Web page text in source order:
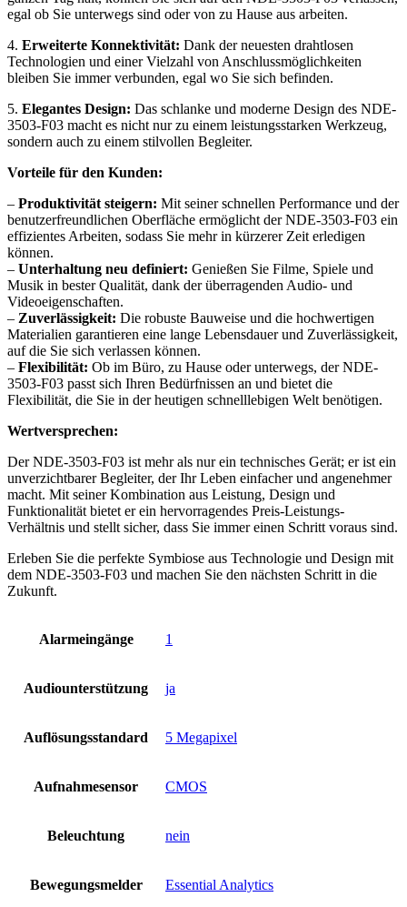
egal ob Sie unterwegs sind oder von zu Hause aus arbeiten.
4. Erweiterte Konnektivität: Dank der neuesten drahtlosen
Technologien und einer Vielzahl von Anschlussmöglichkeiten
bleiben Sie immer verbunden, egal wo Sie sich befinden.
5. Elegantes Design: Das schlanke und moderne Design des NDE-
3503-F03 macht es nicht nur zu einem leistungsstarken Werkzeug,
sondern auch zu einem stilvollen Begleiter.
Vorteile für den Kunden:
– Produktivität steigern: Mit seiner schnellen Performance und der
benutzerfreundlichen Oberfläche ermöglicht der NDE-3503-F03 ein
effizientes Arbeiten, sodass Sie mehr in kürzerer Zeit erledigen
können.
– Unterhaltung neu definiert: Genießen Sie Filme, Spiele und
Musik in bester Qualität, dank der überragenden Audio- und
Videoeigenschaften.
– Zuverlässigkeit: Die robuste Bauweise und die hochwertigen
Materialien garantieren eine lange Lebensdauer und Zuverlässigkeit,
auf die Sie sich verlassen können.
– Flexibilität: Ob im Büro, zu Hause oder unterwegs, der NDE-
3503-F03 passt sich Ihren Bedürfnissen an und bietet die
Flexibilität, die Sie in der heutigen schnelllebigen Welt benötigen.
Wertversprechen:
Der NDE-3503-F03 ist mehr als nur ein technisches Gerät; er ist ein
unverzichtbarer Begleiter, der Ihr Leben einfacher und angenehmer
macht. Mit seiner Kombination aus Leistung, Design und
Funktionalität bietet er ein hervorragendes Preis-Leistungs-
Verhältnis und stellt sicher, dass Sie immer einen Schritt voraus sind.
Erleben Sie die perfekte Symbiose aus Technologie und Design mit
dem NDE-3503-F03 und machen Sie den nächsten Schritt in die
Zukunft.
Alarmeingänge 1
Audiounterstützung ja
Auflösungsstandard 5 Megapixel
Aufnahmesensor CMOS
Beleuchtung nein
Bewegungsmelder Essential Analytics